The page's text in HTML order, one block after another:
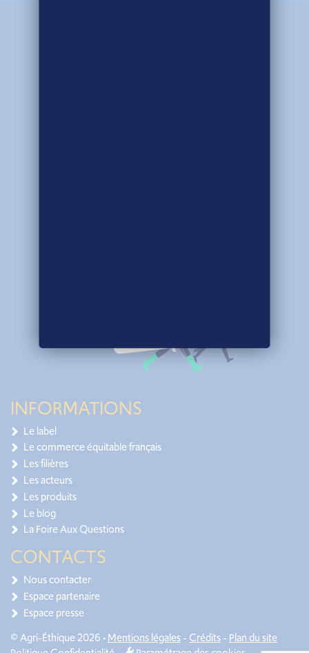
INFORMATIONS
Le label
Le commerce équitable français
Les filières
Les acteurs
Les produits
Le blog
La Foire Aux Questions
CONTACTS
Nous contacter
Espace partenaire
Espace presse
© Agri-Éthique 2026 •Mentions légales- Crédits- Plan du site